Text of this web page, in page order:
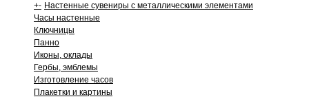
+- Настенные сувениры с металлическими элементами
Часы настенные
Ключницы
Панно
Иконы, оклады
Гербы, эмблемы
Изготовление часов
Плакетки и картины